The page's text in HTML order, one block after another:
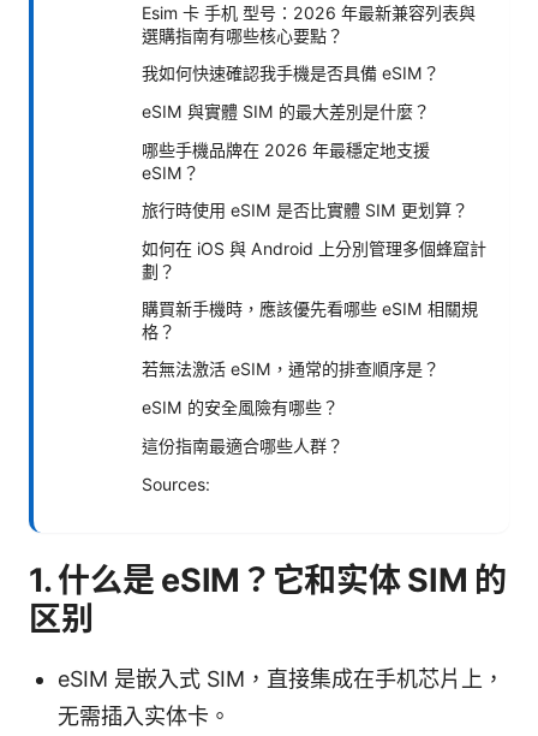
Esim 卡 手机 型号：2026 年最新兼容列表與
選購指南有哪些核心要點？
我如何快速確認我手機是否具備 eSIM？
eSIM 與實體 SIM 的最大差別是什麼？
哪些手機品牌在 2026 年最穩定地支援
eSIM？
旅行時使用 eSIM 是否比實體 SIM 更划算？
如何在 iOS 與 Android 上分別管理多個蜂窟計
劃？
購買新手機時，應該優先看哪些 eSIM 相關規
格？
若無法激活 eSIM，通常的排查順序是？
eSIM 的安全風險有哪些？
這份指南最適合哪些人群？
Sources:
1. 什么是 eSIM？它和实体 SIM 的
区别
eSIM 是嵌入式 SIM，直接集成在手机芯片上，
无需插入实体卡。